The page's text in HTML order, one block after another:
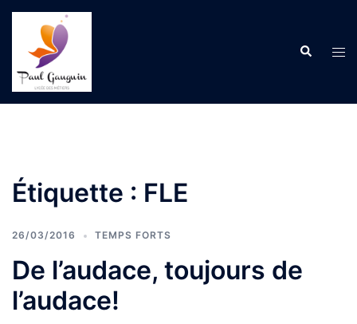
Aller
contenu
Étiquette : FLE
26/03/2016 TEMPS FORTS
De l’audace, toujours de
l’audace!